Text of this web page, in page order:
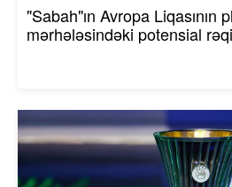
"Sabah"ın Avropa Liqasının
mərhələsindəki potensial